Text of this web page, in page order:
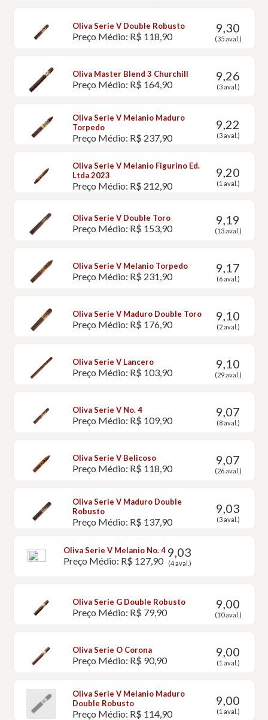
Oliva Serie V Double Robusto
Preço Médio: R$ 118,90
9,30
(35 aval.)
Oliva Master Blend 3 Churchill
Preço Médio: R$ 164,90
9,26
(3 aval.)
Oliva Serie V Melanio Maduro
Torpedo
Preço Médio: R$ 237,90
9,22
(3 aval.)
Oliva Serie V Melanio Figurino Ed.
Ltda 2023
Preço Médio: R$ 212,90
9,20
(1 aval.)
Oliva Serie V Double Toro
Preço Médio: R$ 153,90
9,19
(13 aval.)
Oliva Serie V Melanio Torpedo
Preço Médio: R$ 231,90
9,17
(6 aval.)
Oliva Serie V Maduro Double Toro
Preço Médio: R$ 176,90
9,10
(2 aval.)
Oliva Serie V Lancero
Preço Médio: R$ 103,90
9,10
(29 aval.)
Oliva Serie V No. 4
Preço Médio: R$ 109,90
9,07
(8 aval.)
Oliva Serie V Belicoso
Preço Médio: R$ 118,90
9,07
(26 aval.)
Oliva Serie V Maduro Double
Robusto
Preço Médio: R$ 137,90
9,03
(3 aval.)
Oliva Serie V Melanio No. 4
Preço Médio: R$ 127,90
9,03
(4 aval.)
Oliva Serie G Double Robusto
Preço Médio: R$ 79,90
9,00
(10 aval.)
Oliva Serie O Corona
Preço Médio: R$ 90,90
9,00
(1 aval.)
Oliva Serie V Melanio Maduro
Double Robusto
Preço Médio: R$ 114,90
9,00
(1 aval.)